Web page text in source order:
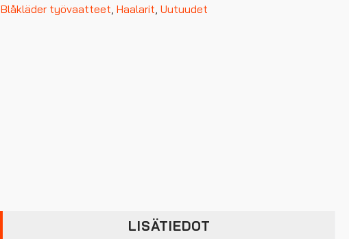
Blåkläder työvaatteet Haalarit Uutuudet
LISÄTIEDOT